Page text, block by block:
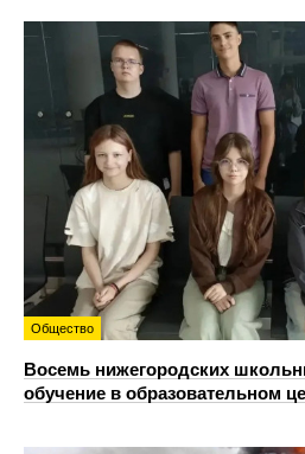
Общество
Восемь нижегородских
обучение в образовательном